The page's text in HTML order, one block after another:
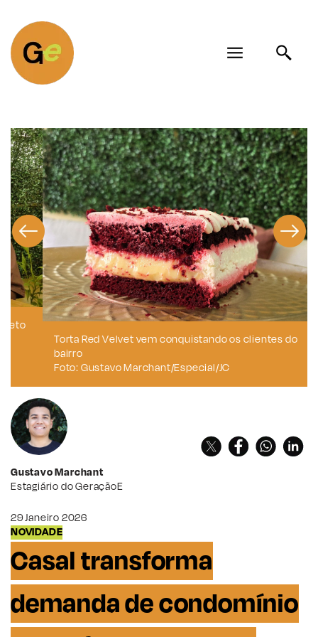
Torta Red Velvet vem conquistando os clientes do
Foto: Gustavo Marchant/Especial/JC
Gustavo Marchant
Estagiário do GeraçãoE
29 Janeiro 2026
NOVIDADE
Casal transforma
demanda de condomínio